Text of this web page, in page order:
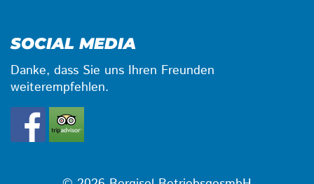
SOCIAL MEDIA
Danke, dass Sie uns Ihren Freunden
weiterempfehlen.